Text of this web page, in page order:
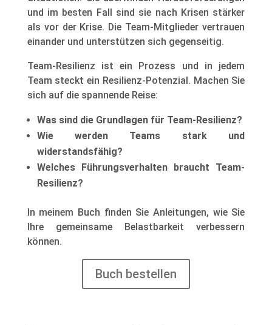
und im besten Fall sind sie nach Krisen stärker
als vor der Krise. Die Team-Mitglieder vertrauen
einander und unterstützen sich gegenseitig.
Team-Resilienz ist ein Prozess und in jedem
Team steckt ein Resilienz-Potenzial. Machen Sie
sich auf die spannende Reise:
Was sind die Grundlagen für Team-Resilienz?
Wie werden Teams stark und
widerstandsfähig?
Welches Führungsverhalten braucht Team-
Resilienz?
In meinem Buch finden Sie Anleitungen, wie Sie
Ihre gemeinsame Belastbarkeit verbessern
können.
Buch bestellen